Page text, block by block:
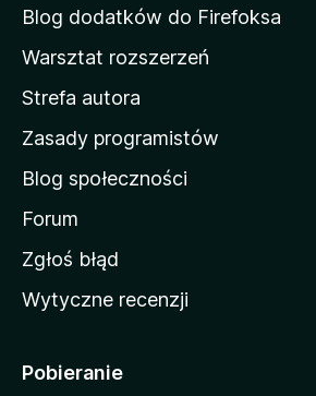
d
m
o
w
M
o
z
l
i
Blog dodatków do Firefoksa
Warsztat rozszerzeń
Strefa autora
Zasady programistów
Blog społeczności
Forum
Zgłoś błąd
Wytyczne recenzji
Pobieranie